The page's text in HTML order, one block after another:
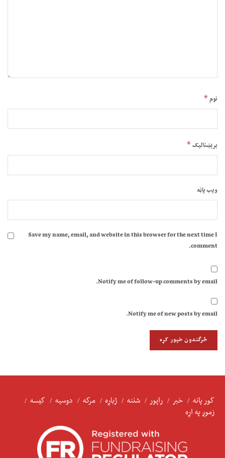
نوم*
بریښنالیک*
ویب پاڼه
Save my name, email, and website in this browser for the next time I
comment.
Notify me of follow-up comments by email.
Notify me of new posts by email.
کور پانه خبر راپور شننه ژباړه مرکه دوسیه
کیسه
زموږ په اړه